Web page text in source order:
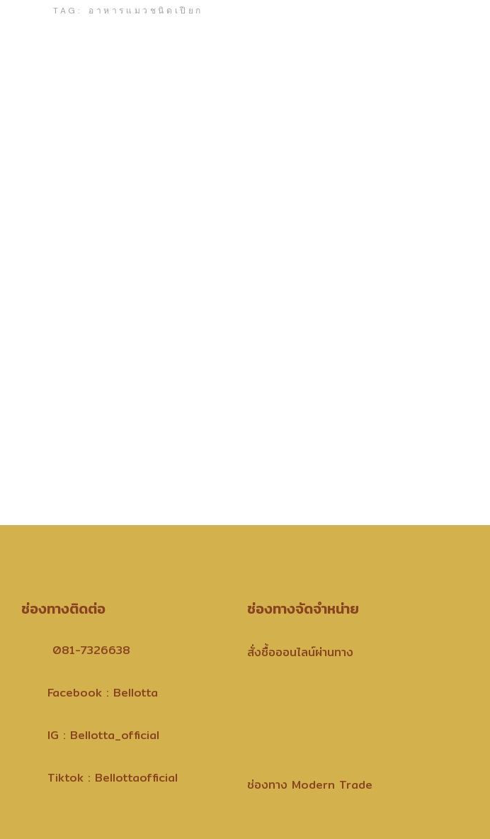
TAG:
อาหารแมวชนิดเปียก
ช่องทางติดต่อ
081-7326638
Facebook : Bellotta
IG : Bellotta_official
Tiktok : Bellottaofficial
ช่องทางจัดจำหน่าย
สั่งซื้อออนไลน์ผ่านทาง
ช่องทาง Modern Trade